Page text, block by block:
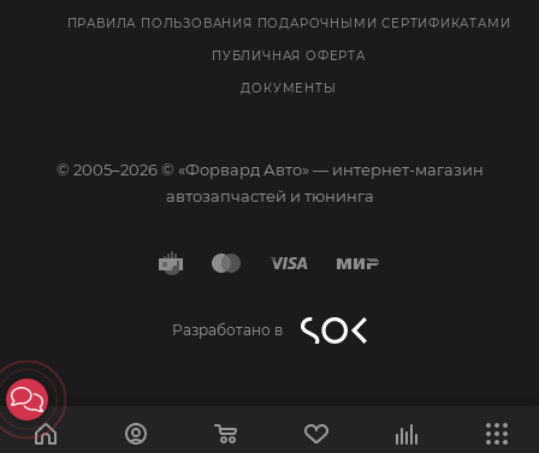
ПРАВИЛА ПОЛЬЗОВАНИЯ ПОДАРОЧНЫМИ СЕРТИФИКАТАМИ
ПУБЛИЧНАЯ ОФЕРТА
ДОКУМЕНТЫ
© 2005–2026 © «Форвард Авто» — интернет-магазин
автозапчастей и тюнинга
Разработано в